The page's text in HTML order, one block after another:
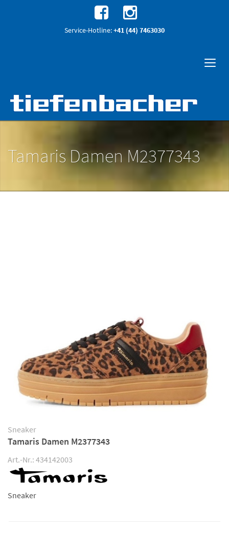
Service-Hotline:+41 (44) 7463030
Tamaris Damen M2377343
Sneaker
Tamaris Damen M2377343
Art.-Nr.: 434142003
Sneaker